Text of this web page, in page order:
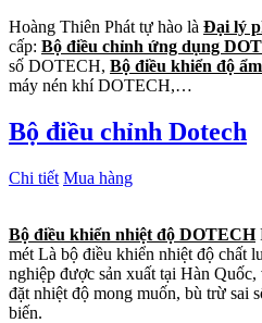
Hoàng Thiên Phát tự hào là Đại lý
cấp: Bộ điều chỉnh ứng dụng
số DOTECH, Bộ điều khiển độ
máy nén khí DOTECH,…
Bộ điều chỉnh Dotech
Chi tiết Mua hàng
Bộ điều khiển nhiệt độ DOTECH
mét Là bộ điều khiển nhiệt độ chất
nghiệp được sản xuất tại Hàn
đặt nhiệt độ mong muốn, bù trừ sai
biến.